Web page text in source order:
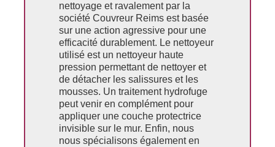
nettoyage et ravalement par la
société Couvreur Reims est basée
sur une action agressive pour une
efficacité durablement. Le nettoyeur
utilisé est un nettoyeur haute
pression permettant de nettoyer et
de détacher les salissures et les
mousses. Un traitement hydrofuge
peut venir en complément pour
appliquer une couche protectrice
invisible sur le mur. Enfin, nous
nous spécialisons également en